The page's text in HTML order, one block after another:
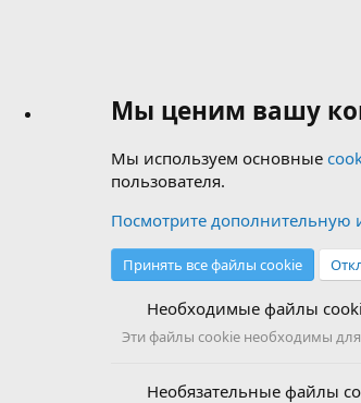
Мы ценим вашу
Мы используем основные
пользователя.
Посмотрите дополнительную
Принять все файлы cookie
Необходимые файлы
Эти файлы cookie необходимы для
Необязательные файлы